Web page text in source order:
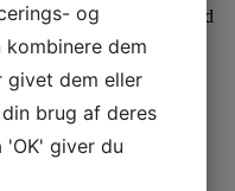
kombinerer det med
til de danske ganer og
mad
og
kombinere dem
givet dem eller
brug af deres
'OK' giver du